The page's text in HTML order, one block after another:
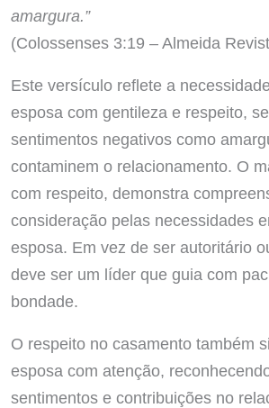
amargura.”
(Colossenses 3:19 – Almeida
Este versículo reflete a
esposa com gentileza e respeito,
sentimentos negativos como
contaminem o relacionamento. O
com respeito, demonstra
consideração pelas necessidades
esposa. Em vez de ser autoritário
deve ser um líder que guia com
bondade.
O respeito no casamento também
esposa com atenção,
sentimentos e contribuições no